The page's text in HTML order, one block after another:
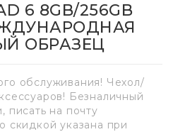
6 8GB/256GB
ОБРАЗЕЦ
обслуживания! Чехол/
Безналичный
писать на почту
скидкой указана при